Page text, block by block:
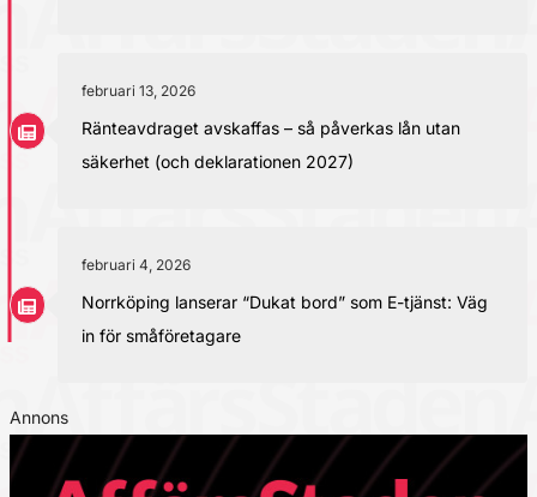
februari 13, 2026
Ränteavdraget avskaffas – så påverkas lån utan
säkerhet (och deklarationen 2027)
februari 4, 2026
Norrköping lanserar “Dukat bord” som E-tjänst: Väg
in för småföretagare
Annons